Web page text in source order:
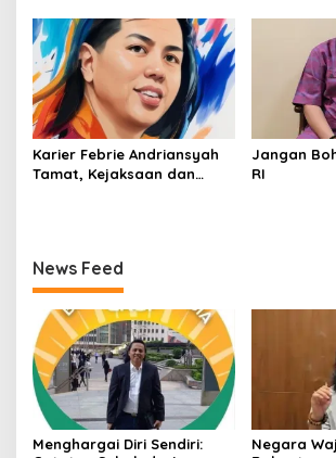
Kejahatan SDA-LH 2026–
2030 Beri Banyak Masukan
Bagi APH
Karier Febrie Andriansyah
Tamat, Kejaksaan dan
Jangan
RI
News Feed
Menghargai Diri Sendiri:
Negara